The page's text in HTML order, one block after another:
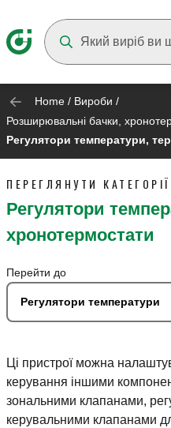
Home / Вироби /
Розширювальні бачки,
Регулятори температури,
ПЕРЕГЛЯНУТИ КАТЕГОРІЇ
Регулятори
хронотермостати
Перейти до
Регулятори температури
Ці пристрої можна
керування іншими
зональними клапанами,
керувальними клапанами